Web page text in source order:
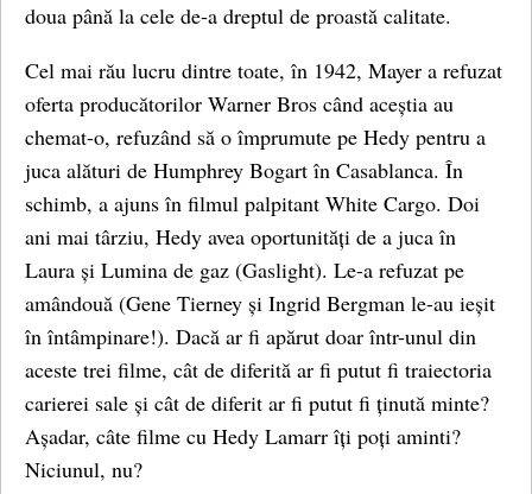
doua până la cele de-a dreptul de proastă calitate.
Cel mai rău lucru dintre toate, în 1942, Mayer a refuzat
oferta producătorilor Warner Bros când aceștia au
chemat-o, refuzând să o împrumute pe Hedy pentru a
juca alături de Humphrey Bogart în Casablanca. În
schimb, a ajuns în filmul palpitant White Cargo. Doi
ani mai târziu, Hedy avea oportunități de a juca în
Laura și Lumina de gaz (Gaslight). Le-a refuzat pe
amândouă (Gene Tierney și Ingrid Bergman le-au ieșit
în întâmpinare!). Dacă ar fi apărut doar într-unul din
aceste trei filme, cât de diferită ar fi putut fi traiectoria
carierei sale și cât de diferit ar fi putut fi ținută minte?
Așadar, câte filme cu Hedy Lamarr îți poți aminti?
Niciunul, nu?